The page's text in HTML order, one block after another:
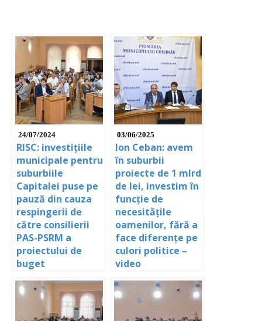
24/07/2024
RISC: investițiile
municipale pentru
suburbiile
Capitalei puse pe
pauză din cauza
respingerii de
către consilierii
PAS-PSRM a
proiectului de
buget
03/06/2025
Ion Ceban: avem
în suburbii
proiecte de 1 mlrd
de lei, investim în
funcție de
necesitățile
oamenilor, fără a
face diferențe pe
culori politice –
video